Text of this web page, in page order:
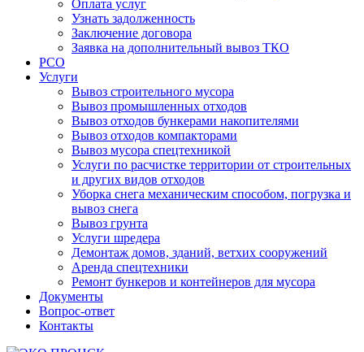
Оплата услуг
Узнать задолженность
Заключение договора
Заявка на дополнительный вывоз ТКО
РСО
Услуги
Вывоз строительного мусора
Вывоз промышленных отходов
Вывоз отходов бункерами накопителями
Вывоз отходов компакторами
Вывоз мусора спецтехникой
Услуги по расчистке территории от строительных
и других видов отходов
Уборка снега механическим способом, погрузка и
вывоз снега
Вывоз грунта
Услуги шредера
Демонтаж домов, зданий, ветхих сооружений
Аренда спецтехники
Ремонт бункеров и контейнеров для мусора
Документы
Вопрос-ответ
Контакты